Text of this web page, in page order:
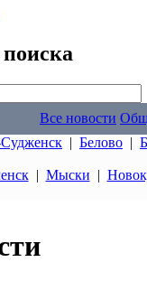
Все новости
| Белово |
| Мыски |